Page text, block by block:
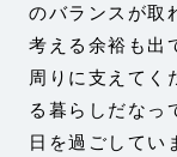
のバランスが取
考える余裕も出
周りに支えてく
る暮らしだなっ
日を過ごしてい